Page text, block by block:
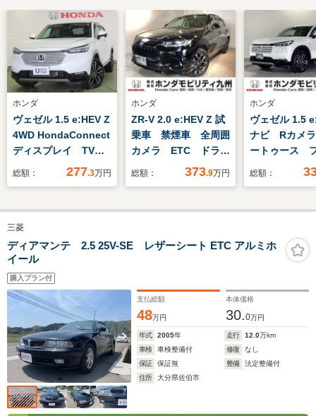
ホンダ
ヴェゼル 1.5 e:HEV Z
4WD HondaConnect
ディスプレイ TVフ
ル リアカメラ
総額： 277.3万円
ホンダ
ZR-V 2.0 e:HEV Z 試
乗車 禁煙車 全周囲
カメラ ETC ドラレ
総額： 373.9万円
ホンダ
ヴェゼル 1.5
ナビ Rカメ
ートゥース
総額：
三菱
ディアマンテ 2.5 25V-SE レザーシート ETC アルミホ
イール
購入プラン付
支払総額
48万円
本体価格
30.0万円
年式 2005年 走行 12.0万km
車検
車検整備付 修復
なし
保証
保証無 整備
法定整備付
住所
大分県佐伯市